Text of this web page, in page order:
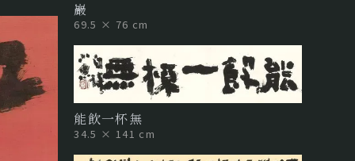
巖
69.5 × 76 cm
能飲一杯無
34.5 × 141 cm